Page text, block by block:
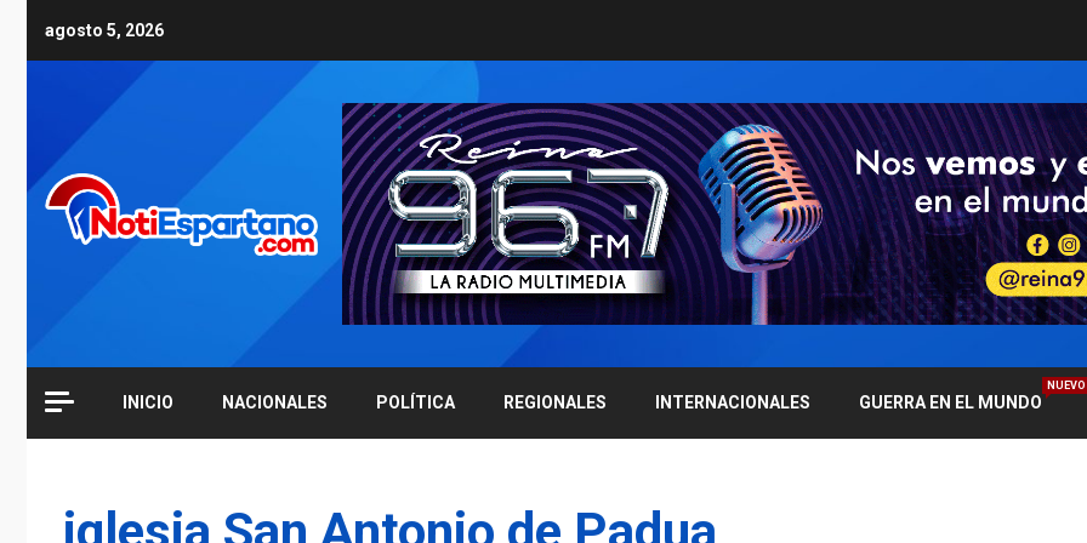
agosto 5, 2026
INICIO NACIONALES POLÍTICA REGIONALES INTERNACIONALES GUERRA EN EL MUNDO
NUEVO